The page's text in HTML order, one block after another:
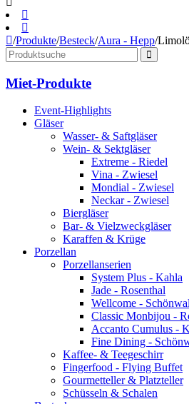
/Produkte/Besteck/Aura - Hepp/
Miet-Produkte
Event-Highlights
Gläser
Wasser- & Saftgläser
Wein- & Sektgläser
Extreme - Riedel
Vina - Zwiesel
Mondial - Zwiesel
Neckar - Zwiesel
Biergläser
Bar- & Vielzweckgläser
Karaffen & Krüge
Porzellan
Porzellanserien
System Plus - Kahla
Jade - Rosenthal
Wellcome -
Classic Monbijou -
Accanto Cumulus -
Fine Dining -
Kaffee- & Teegeschirr
Fingerfood - Flying Buffet
Gourmetteller & Platzteller
Schüsseln & Schalen